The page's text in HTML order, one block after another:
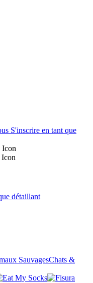
S'inscrire en tant que
détaillant
SauvagesChats &